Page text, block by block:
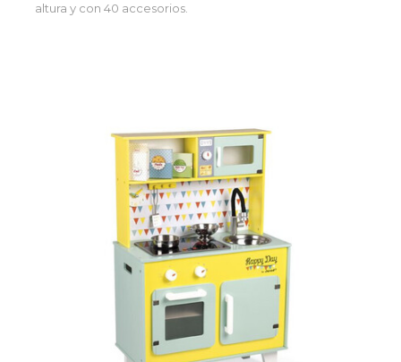
altura y con 40 accesorios.